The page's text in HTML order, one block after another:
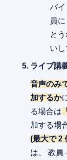
バ
員
と
いし
ライブ講
音声のみ
加するか
る場合は
加する場
(最大で 2
は、 教